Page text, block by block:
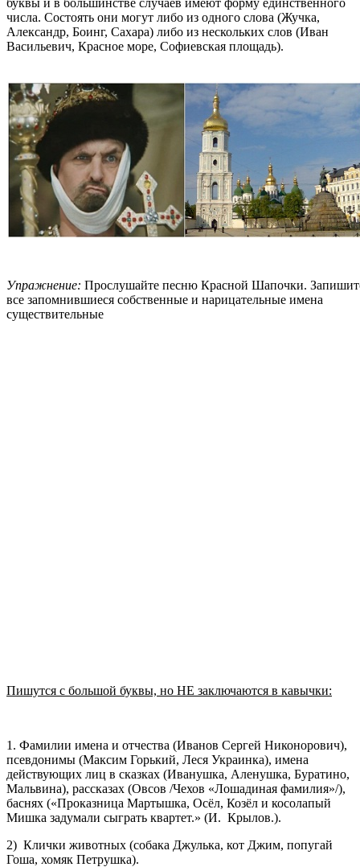
числа. Состоять они могут либо из одного слова (Жучка,
Александр, Боинг, Сахара) либо из нескольких слов (Иван
Васильевич, Красное море, Софиевская площадь).
Упражнение: Прослушайте песню Красной Шапочки.
все запомнившиеся собственные и нарицательные имена
существительные
Пишутся с большой буквы, но НЕ заключаются в кавычки:
1. Фамилии имена и отчества (Иванов Сергей Никонорович),
псевдонимы (Максим Горький, Леся Украинка), имена
действующих лиц в сказках (Иванушка, Аленушка, Буратино,
Мальвина), рассказах (Овсов /Чехов «Лошадиная фамилия»/),
баснях («Проказница Мартышка, Осёл, Козёл и косолапый
Мишка задумали сыграть квартет.» (И. Крылов.).
2) Клички животных (собака Джулька, кот Джим, попугай
Гоша, хомяк Петрушка).